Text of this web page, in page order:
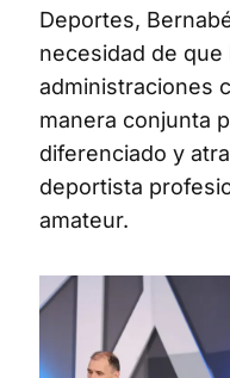
Deportes,
necesidad de que
administraciones
manera conjunta
diferenciado y
deportista
amateur.